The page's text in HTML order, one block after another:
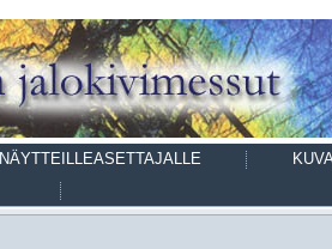
NÄYTTEILLEASETTAJALLE